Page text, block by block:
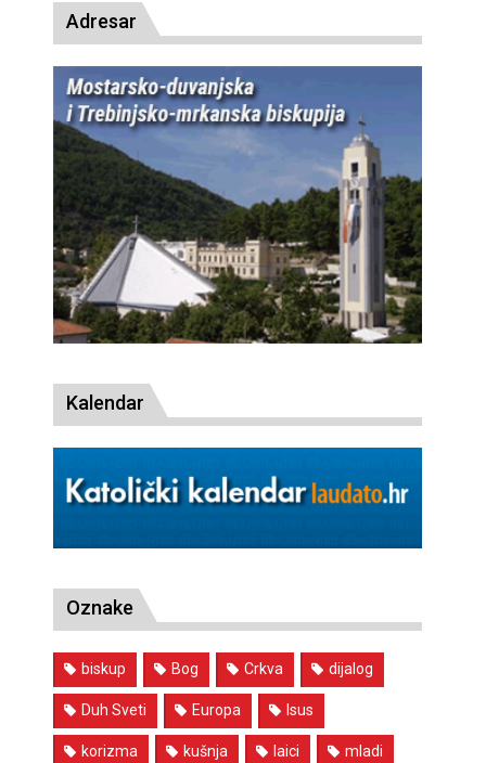
Adresar
Kalendar
Oznake
biskup Bog Crkva dijalog
Duh Sveti Europa Isus
korizma kušnja laici mladi